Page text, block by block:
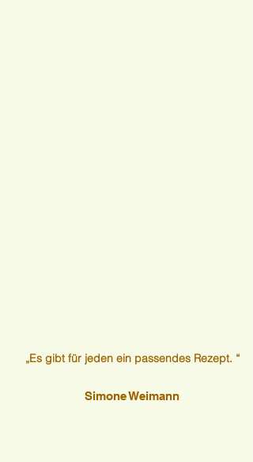
„Es gibt für jeden ein passendes Rezept. “
Simone Weimann